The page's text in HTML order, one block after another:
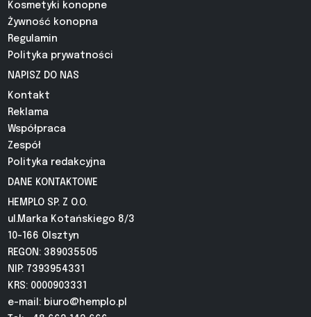
Kosmetyki konopne
Żywność konopna
Regulamin
Polityka prywatności
NAPISZ DO NAS
Kontakt
Reklama
Współpraca
Zespół
Polityka redakcyjna
DANE KONTAKTOWE
HEMPLO SP. Z O.O.
ul.Marka Kotańskiego 8/3
10-166 Olsztyn
REGON: 389035505
NIP: 7393954331
KRS: 0000903331
e-mail: biuro@hemplo.pl